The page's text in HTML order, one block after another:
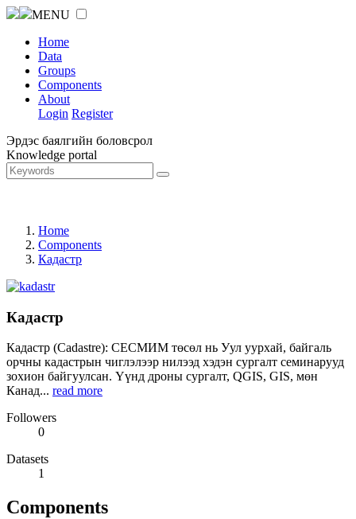
MENU
Home
Data
Groups
Components
About
Login Register
Эрдэс баялгийн боловсрол
Knowledge portal
Home
Components
Кадастр
Кадастр
Кадастр (Cadastre): СЕСМИМ төсөл нь Уул уурхай, байгаль
орчны кадастрын чиглэлээр нилээд хэдэн сургалт семинарууд
зохион байгуулсан. Үүнд дроны сургалт, QGIS, GIS, мөн
Канад... read more
Followers
0
Datasets
1
Components